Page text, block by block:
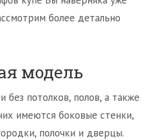
более детально
модель
без потолков, полов, а также
имеются боковые стенки,
полочки и дверцы.